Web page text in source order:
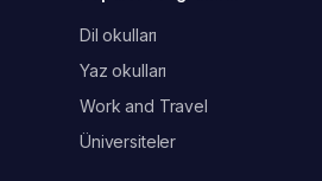
Dil okulları
Yaz okulları
Work and Travel
Üniversiteler